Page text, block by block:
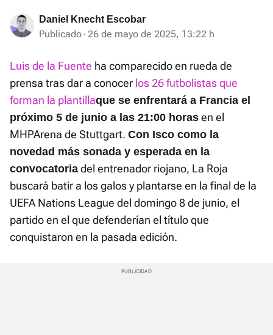
Daniel Knecht Escobar
Publicado 26 de mayo de 2025, 13:22 h
Luis de la Fuente ha comparecido en rueda de
prensa tras dar a conocer los 26 futbolistas que
forman la plantillaque se enfrentará a Francia el
próximo 5 de junio a las 21:00 horas en el
MHPArena de Stuttgart. Con Isco como la
novedad más sonada y esperada en la
convocatoria del entrenador riojano, La Roja
buscará batir a los galos y plantarse en la final de la
UEFA Nations League del domingo 8 de junio, el
partido en el que defenderían el título que
conquistaron en la pasada edición.